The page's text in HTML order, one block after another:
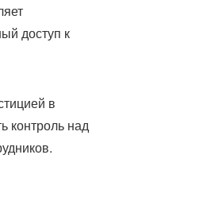
доступ к
в
контроль над